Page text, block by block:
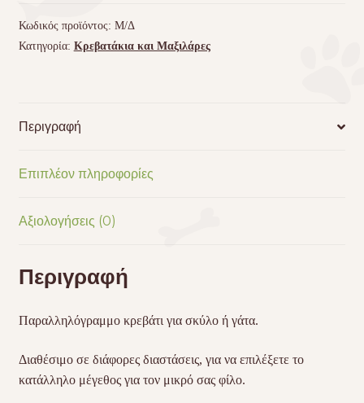
διάφορα
μεγέθη
Κωδικός προϊόντος: Μ/Δ
Κατηγορία: Κρεβατάκια και Μαξιλάρες
Περιγραφή
Επιπλέον πληροφορίες
Αξιολογήσεις (0)
Περιγραφή
Παραλληλόγραμμο κρεβάτι για σκύλο ή γάτα.
Διαθέσιμο σε διάφορες διαστάσεις, για να επιλέξετε το
κατάλληλο μέγεθος για τον μικρό σας φίλο.